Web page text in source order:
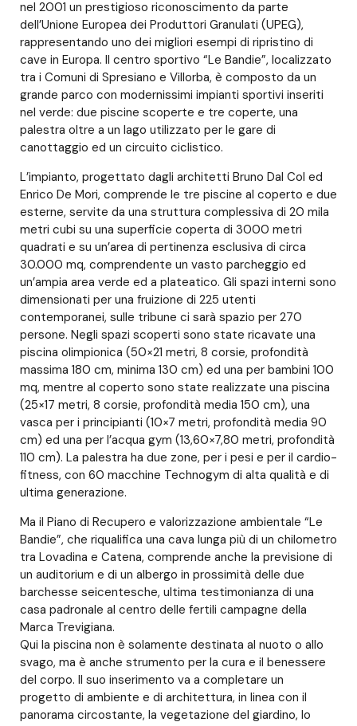
nel 2001 un prestigioso riconoscimento da parte
dell’Unione Europea dei Produttori Granulati (UPEG),
rappresentando uno dei migliori esempi di ripristino di
cave in Europa. Il centro sportivo “Le Bandie”, localizzato
tra i Comuni di Spresiano e Villorba, è composto da un
grande parco con modernissimi impianti sportivi inseriti
nel verde: due piscine scoperte e tre coperte, una
palestra oltre a un lago utilizzato per le gare di
canottaggio ed un circuito ciclistico.
L’impianto, progettato dagli architetti Bruno Dal Col ed
Enrico De Mori, comprende le tre piscine al coperto e due
esterne, servite da una struttura complessiva di 20 mila
metri cubi su una superficie coperta di 3000 metri
quadrati e su un’area di pertinenza esclusiva di circa
30.000 mq, comprendente un vasto parcheggio ed
un’ampia area verde ed a plateatico. Gli spazi interni sono
dimensionati per una fruizione di 225 utenti
contemporanei, sulle tribune ci sarà spazio per 270
persone. Negli spazi scoperti sono state ricavate una
piscina olimpionica (50×21 metri, 8 corsie, profondità
massima 180 cm, minima 130 cm) ed una per bambini 100
mq, mentre al coperto sono state realizzate una piscina
(25×17 metri, 8 corsie, profondità media 150 cm), una
vasca per i principianti (10×7 metri, profondità media 90
cm) ed una per l’acqua gym (13,60×7,80 metri, profondità
110 cm). La palestra ha due zone, per i pesi e per il cardio-
fitness, con 60 macchine Technogym di alta qualità e di
ultima generazione.
Ma il Piano di Recupero e valorizzazione ambientale “Le
Bandie”, che riqualifica una cava lunga più di un chilometro
tra Lovadina e Catena, comprende anche la previsione di
un auditorium e di un albergo in prossimità delle due
barchesse seicentesche, ultima testimonianza di una
casa padronale al centro delle fertili campagne della
Marca Trevigiana.
Qui la piscina non è solamente destinata al nuoto o allo
svago, ma è anche strumento per la cura e il benessere
del corpo. Il suo inserimento va a completare un
progetto di ambiente e di architettura, in linea con il
panorama circostante, la vegetazione del giardino, lo